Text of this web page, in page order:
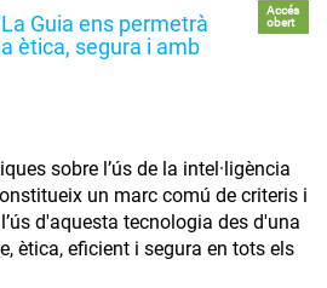
Guia ens permetrà
ètica, segura i amb
Accés
obert
sobre l’ús de la intel·ligència
un marc comú de criteris i
d'aquesta tecnologia des d'una
ètica, eficient i segura en tots els